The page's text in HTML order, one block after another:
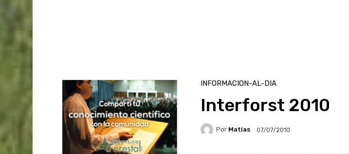
INFORMACION-AL-DIA
Interforst 2010
Por Matias 07/07/2010